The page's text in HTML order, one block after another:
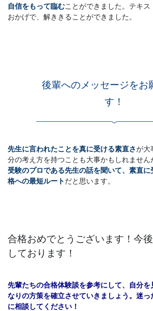
自信をもって臨むことができました。テキ
おかげで、解ききることができました。
後輩へのメッセージをお
す！
先生に言われたことを真に受ける素直さが大
分の考え方を持つことも大事かもしれません
受験のプロである先生の話を聞いて、素直
格への最短ルートだと思います。
合格おめでとうございます！今
しております！
先輩たちの合格体験談を参考にして、自分
なりの方策を確立させていきましょう。迷
に相談してください！